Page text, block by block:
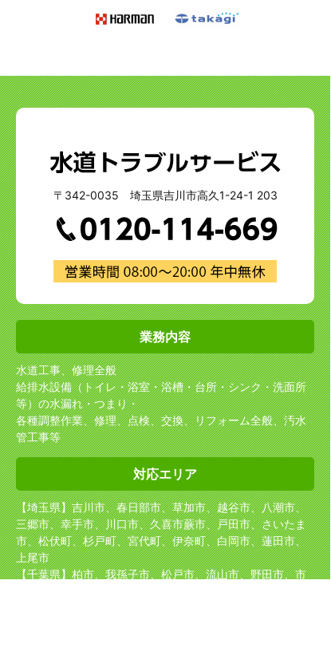
〒342-0035 埼玉県吉川市高久1-24-1 203
業務内容
水道工事、修理全般
給排水設備（トイレ・浴室・浴槽・台所・シンク・洗面所
等）の水漏れ・つまり・
各種調整作業、修理、点検、交換、リフォーム全般、汚水
管工事等
対応エリア
【埼玉県】吉川市、春日部市、草加市、越谷市、八潮市、
三郷市、幸手市、川口市、久喜市蕨市、戸田市、さいたま
市、松伏町、杉戸町、宮代町、伊奈町、白岡市、蓮田市、
上尾市
【千葉県】柏市、我孫子市、松戸市、流山市、野田市、市